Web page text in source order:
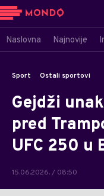
Naslovna Najnovije
Sport Ostali sportovi
Gejdži
pred
UFC 250 u
15.06.2026. / 08:50